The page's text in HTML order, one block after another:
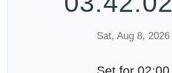
Sat, Aug 8, 2026